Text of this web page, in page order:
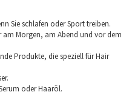
Sie schlafen oder Sport treiben.
am Morgen, am Abend und vor dem
Produkte, die speziell für Hair
oder Haaröl.